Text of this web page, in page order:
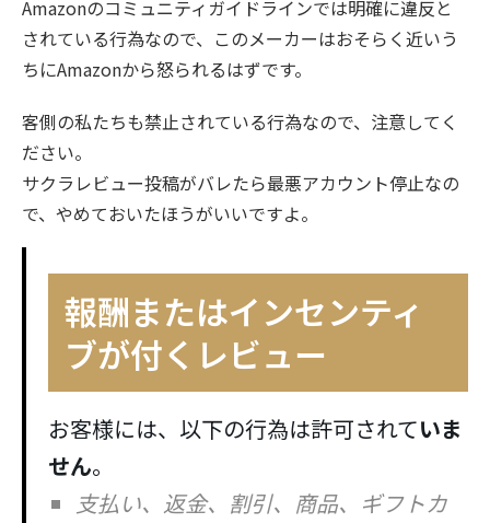
Amazonのコミュニティガイドラインでは明確に違反と
されている行為なので、このメーカーはおそらく近いう
ちにAmazonから怒られるはずです。
客側の私たちも禁止されている行為なので、注意してく
ださい。
サクラレビュー投稿がバレたら最悪アカウント停止なの
で、やめておいたほうがいいですよ。
報酬またはインセンティ
ブが付くレビュー
お客様には、以下の行為は許可されていま
せん。
支払い、返金、割引、商品、ギフトカ